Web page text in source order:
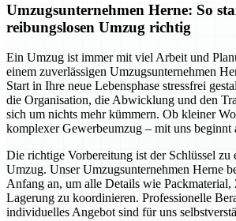
Umzugsunternehmen Herne: So
reibungslosen Umzug richtig
Ein Umzug ist immer mit viel Arbeit und
einem zuverlässigen Umzugsunternehmen
Start in Ihre neue Lebensphase stressfrei
die Organisation, die Abwicklung und den
sich um nichts mehr kümmern. Ob kleiner
komplexer Gewerbeumzug – mit uns beginnt
Die richtige Vorbereitung ist der Schlüssel zu
Umzug. Unser Umzugsunternehmen Herne
Anfang an, um alle Details wie Packmaterial,
Lagerung zu koordinieren. Professionelle
individuelles Angebot sind für uns